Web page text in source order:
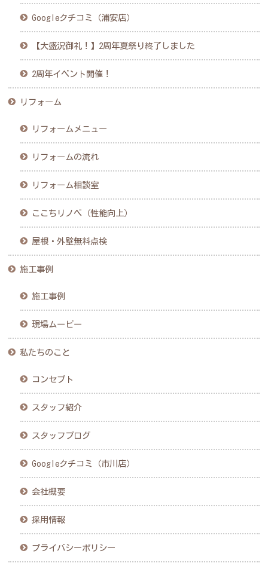
Googleクチコミ（浦安店）
【大盛況御礼！】2周年夏祭り終了しました
2周年イベント開催！
リフォーム
リフォームメニュー
リフォームの流れ
リフォーム相談室
ここちリノベ（性能向上）
屋根・外壁無料点検
施工事例
施工事例
現場ムービー
私たちのこと
コンセプト
スタッフ紹介
スタッフブログ
Googleクチコミ（市川店）
会社概要
採用情報
プライバシーポリシー